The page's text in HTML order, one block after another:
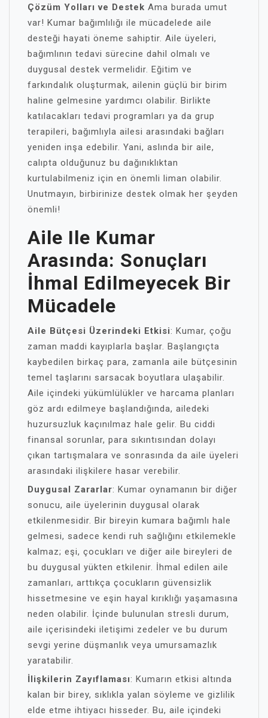
Çözüm Yolları ve Destek Ama burada umut
var! Kumar bağımlılığı ile mücadelede aile
desteği hayati öneme sahiptir. Aile üyeleri,
bağımlının tedavi sürecine dahil olmalı ve
duygusal destek vermelidir. Eğitim ve
farkındalık oluşturmak, ailenin güçlü bir birim
haline gelmesine yardımcı olabilir. Birlikte
katılacakları tedavi programları ya da grup
terapileri, bağımlıyla ailesi arasındaki bağları
yeniden inşa edebilir. Yani, aslında bir aile,
calıpta olduğunuz bu dağınıklıktan
kurtulabilmeniz için en önemli liman olabilir.
Unutmayın, birbirinize destek olmak her şeyden
önemli!
Aile Ile Kumar
Arasında: Sonuçları
İhmal Edilmeyecek Bir
Mücadele
Aile Bütçesi Üzerindeki Etkisi: Kumar, çoğu
zaman maddi kayıplarla başlar. Başlangıçta
kaybedilen birkaç para, zamanla aile bütçesinin
temel taşlarını sarsacak boyutlara ulaşabilir.
Aile içindeki yükümlülükler ve harcama planları
göz ardı edilmeye başlandığında, ailedeki
huzursuzluk kaçınılmaz hale gelir. Bu ciddi
finansal sorunlar, para sıkıntısından dolayı
çıkan tartışmalara ve sonrasında da aile üyeleri
arasındaki ilişkilere hasar verebilir.
Duygusal Zararlar: Kumar oynamanın bir diğer
sonucu, aile üyelerinin duygusal olarak
etkilenmesidir. Bir bireyin kumara bağımlı hale
gelmesi, sadece kendi ruh sağlığını etkilemekle
kalmaz; eşi, çocukları ve diğer aile bireyleri de
bu duygusal yükten etkilenir. İhmal edilen aile
zamanları, arttıkça çocukların güvensizlik
hissetmesine ve eşin hayal kırıklığı yaşamasına
neden olabilir. İçinde bulunulan stresli durum,
aile içerisindeki iletişimi zedeler ve bu durum
sevgi yerine düşmanlık veya umursamazlık
yaratabilir.
İlişkilerin Zayıflaması: Kumarın etkisi altında
kalan bir birey, sıklıkla yalan söyleme ve gizlilik
elde etme ihtiyacı hisseder. Bu, aile içindeki